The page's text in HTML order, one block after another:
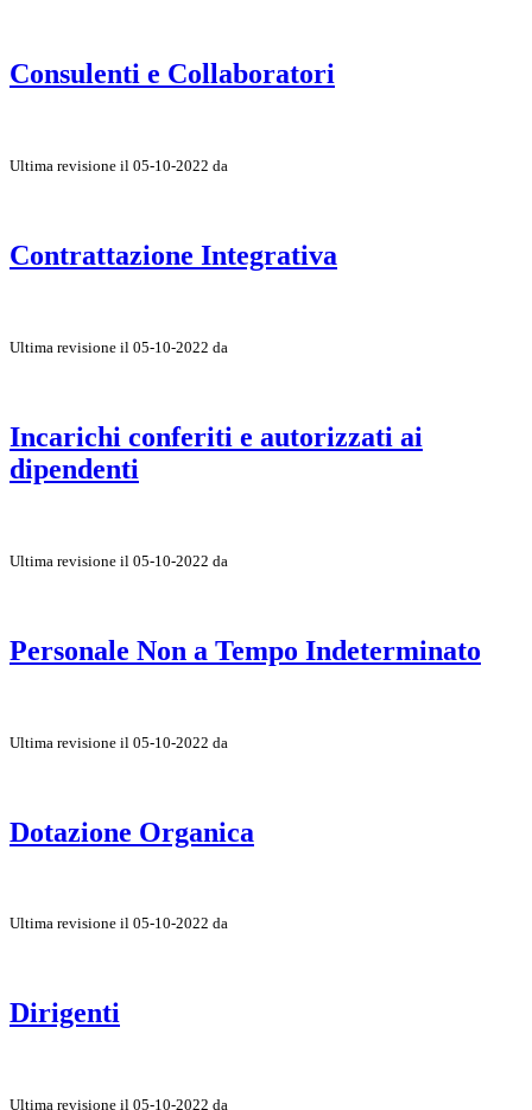
Consulenti e Collaboratori
Ultima revisione il 05-10-2022 da
Contrattazione Integrativa
Ultima revisione il 05-10-2022 da
Incarichi conferiti e autorizzati ai
dipendenti
Ultima revisione il 05-10-2022 da
Personale Non a Tempo Indeterminato
Ultima revisione il 05-10-2022 da
Dotazione Organica
Ultima revisione il 05-10-2022 da
Dirigenti
Ultima revisione il 05-10-2022 da